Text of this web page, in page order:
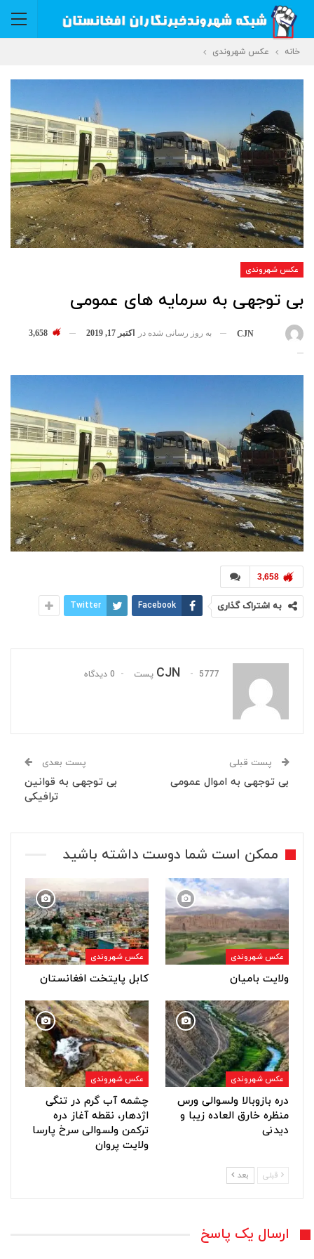
خانه عکس شهروندی
عکس شهروندی
بی توجهی به سرمایه های عمومی
CJN به روز رسانی شده در اکتبر 17, 2019 3,658
3,658
به اشتراک گذاری Facebook
Twitter
CJN 5777 پست 0 دیدگاه
پست قبلی
بی توجهی به اموال عمومی
پست بعدی
بی توجهی به قوانین
ترافیکی
ممکن است شما دوست داشته باشید
عکس شهروندی
ولایت بامیان
عکس شهروندی
کابل پایتخت افغانستان
عکس شهروندی
دره بازوبالا ولسوالی ورس
منظره خارق العاده زیبا و
دیدنی
عکس شهروندی
چشمه آب گرم در تنگی
اژدهار، نقطه آغاز دره
ترکمن ولسوالی سرخ پارسا
ولایت پروان
قبلی بعد
ارسال یک پاسخ